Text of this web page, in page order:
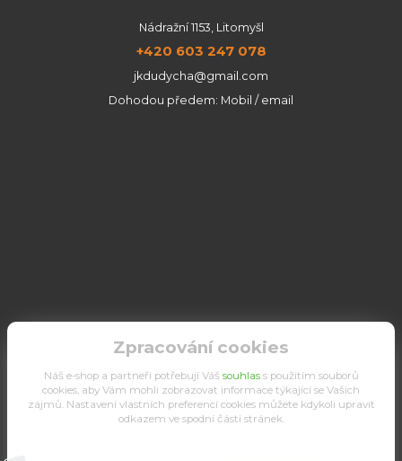
Nádražní 1153, Litomyšl
+420 603 247 078
jkdudycha@gmail.com
Dohodou předem: Mobil / email
Zpracování cookies
Náš e-shop a partneři potřebují Váš souhlass použitím souborů
cookies, aby Vám mohli zobrazovat informace týkající se Vašich
zájmů. Nastavení vlastních preferencí cookies můžete kdykoli upravit
odkazem ve spodní části stránek.